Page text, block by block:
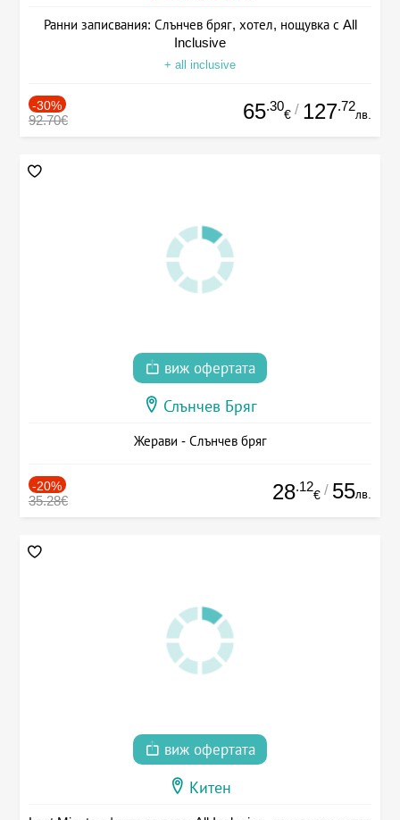
Ранни записвания: Слънчев бряг, хотел, нощувка с All
Inclusive
+ all inclusive
-30%
92.70€ 65.30
€ / 127.72
лв.
виж офертата
Слънчев Бряг
Жерави - Слънчев бряг
-20%
35.28€ 28.12
€ / 55лв.
виж офертата
Китен